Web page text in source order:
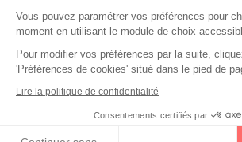
2026 © Opticiens Par Conviction.
Vous pouvez paramétrer vos préférences pour
moment en utilisant le module de choix
Pour modifier vos préférences par la suite,
'Préférences de cookies' situé dans le pied de
Lire la politique de confidentialité
Consentements certifiés par